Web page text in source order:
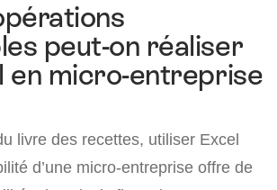
peut-on réaliser
en micro-entreprise
livre des recettes, utiliser Excel
d’une micro-entreprise offre de